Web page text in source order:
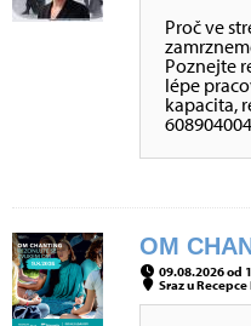
Proč ve
Poznejte
lépe
kapacita,
608904004
OM
09.08.2026 od
Sraz u Recepce